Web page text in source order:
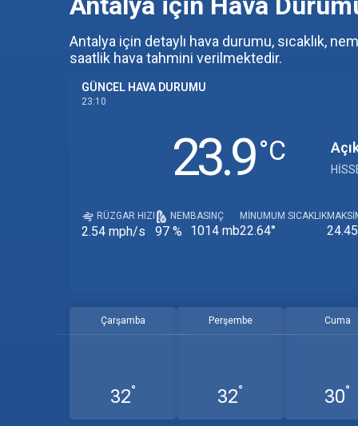
Antalya için detaylı hava durumu, sıcaklık,
saatlik hava tahmini verilmektedir.
GÜNCEL HAVA DURUMU
23:10
23.9‎°C
RÜZGAR HIZI
2.54 mph/s
NEM
97 %
BASINÇ
1014 mb
MINUMUM SICAKLIK
22.64°
Çarşamba
32°
Perşembe
32°
Cuma
30°